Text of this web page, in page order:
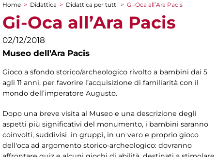
Tu sei qui
Home > Didattica > Didattica per tutti > Gi-Oca all’Ara Pacis
Gi-Oca all’Ara Pacis
02/12/2018
Museo dell'Ara Pacis
Gioco a sfondo storico/archeologico rivolto a bambini dai 5
agli 11 anni, per favorire l’acquisizione di familiarità con il
mondo dell’imperatore Augusto.
Dopo una breve visita al Museo e una descrizione degli
aspetti più significativi del monumento, i bambini saranno
coinvolti, suddivisi in gruppi, in un vero e proprio gioco
dell'oca ad argomento storico-archeologico: dovranno